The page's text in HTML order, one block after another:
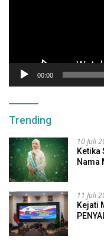
00:00
Trending
10 Juli
Ketika
Nama
11 Juli
Kejati